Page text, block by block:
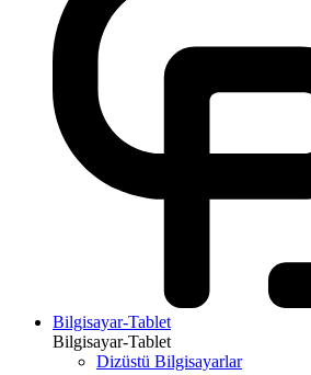
Bilgisayar-Tablet
Bilgisayar-Tablet
Dizüstü Bilgisayarlar